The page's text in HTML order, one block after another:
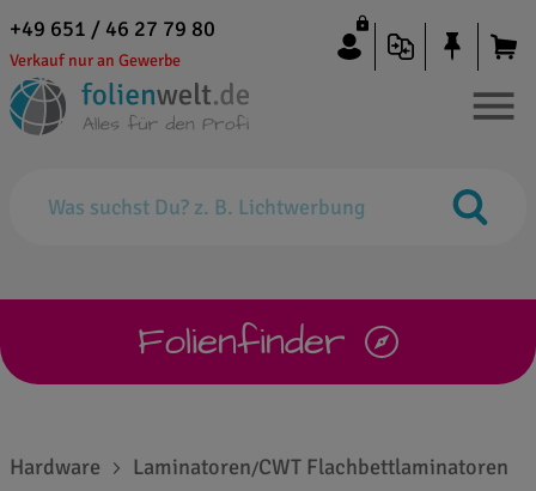
+49 651 / 46 27 79 80
Verkauf nur an Gewerbe
Folienfinder
Hardware Laminatoren/CWT Flachbettlaminatoren